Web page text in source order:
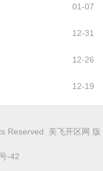
01-07
12-31
12-26
12-19
Reserved. 美飞开区网 版
-42